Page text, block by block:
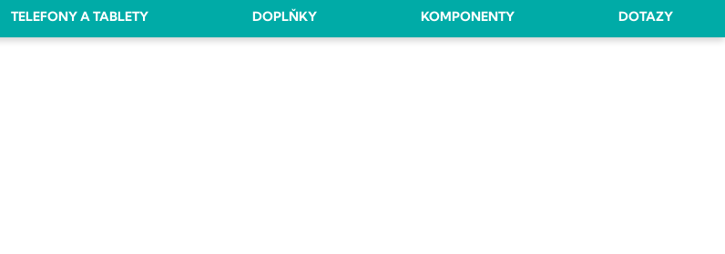
TELEFONY A TABLETY DOPLŇKY KOMPONENTY DOTAZY